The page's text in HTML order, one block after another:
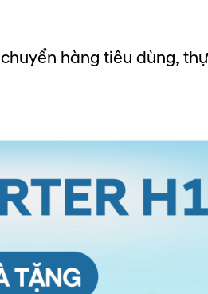
hàng tiêu dùng,